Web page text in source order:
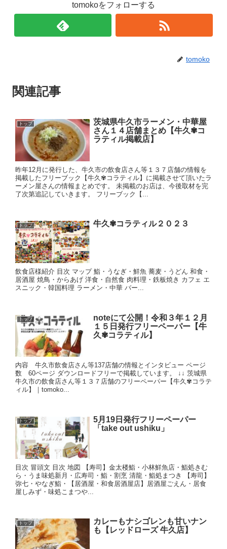
tomokoをフォローする
tomoko
関連記事
トップ
茨城県牛久市ラーメン・中華屋
さん１４店舗まとめ【牛久✾コ
ラティル掲載店】
昨年12月に発行した、牛久市の飲食店さん等１３７店舗の情報を
掲載したフリーブック【牛久✾コラティル】に掲載させて頂いたラ
ーメン屋さんの情報まとめです。 未掲載のお店は、今後取材を完
了次第追記していきます。 フリーブック【...
トップ 牛久✾コラティル２０２３
飲食店様紹介 目次 マップ 鮨・うなぎ・鮮魚 蕎麦・うどん 和食・
居酒屋 焼鳥・からあげ 洋食・自然食 肉料理・鉄板焼き カフェ エ
スニック・韓国料理 ラーメン・中華 バー...
トップ
noteにて公開！令和３年１２月
１５日発行フリーペーパー【牛
久✾コラティル】
内容 牛久市飲食店さん等137店舗の情報とインタビュー ページ
数 60ページ ダウンロードフリーで掲載しています。 ↓↓ 茨城県
牛久市の飲食店さん等１３７店舗のフリーペーパー【牛久✾コラテ
ィル】｜tomoko...
トップ
5月19日発行フリーペーパー
「take out ushiku」
目次 冒頭文 目次 地図 【寿司】金太楼鮨・小林鮮魚店・鮨処きむ
ら・うま味処新月・広寿司・鮨・割烹 清龍・鮨処まつき 【寿司】
弥七・やなぎ鮨・【居酒屋・和食居酒屋店】居酒屋ごえん・居食
屋しみず・味処こまつや...
トップ
カレーもナシゴレンも甘いナン
も【レッドローズ 牛久店】